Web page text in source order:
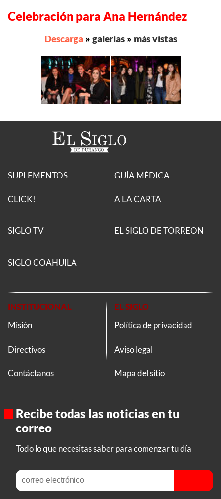
Celebración para Ana Hernández
Descarga» galerías» más vistas
SUPLEMENTOS
CLICK!
GUÍA MÉDICA
A LA CARTA
SIGLO TV EL SIGLO DE TORREON
SIGLO COAHUILA
INSTITUCIONAL
Misión
Directivos
Contáctanos
EL SIGLO
Política de privacidad
Aviso legal
Mapa del sitio
Recibe todas las noticias en tu
correo
Todo lo que necesitas saber para comenzar tu día